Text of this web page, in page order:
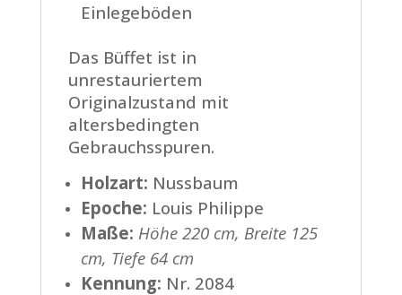
Einlegeböden
Das Büffet ist in
unrestauriertem
Originalzustand mit
altersbedingten
Gebrauchsspuren.
Holzart: Nussbaum
Epoche: Louis Philippe
Maße: Höhe 220 cm, Breite 125
cm, Tiefe 64 cm
Kennung: Nr. 2084